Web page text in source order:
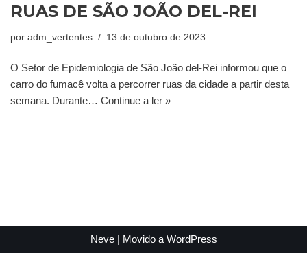
RUAS DE SÃO JOÃO DEL-REI
por adm_vertentes 13 de outubro de 2023
O Setor de Epidemiologia de São João del-Rei informou que o
carro do fumacê volta a percorrer ruas da cidade a partir desta
semana. Durante… Continue a ler »
Neve| Movido a WordPress